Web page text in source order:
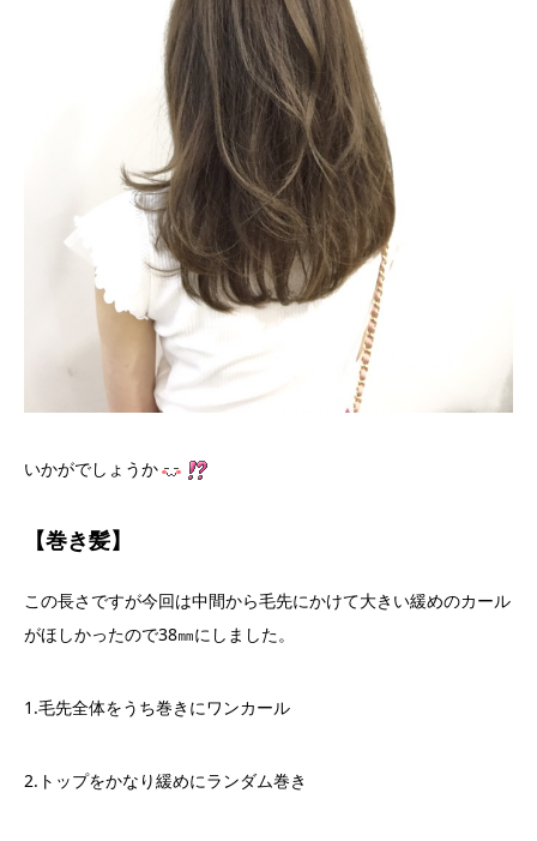
いかがでしょうか
【巻き髪】
この長さですが今回は中間から毛先にかけて大きい緩めのカール
がほしかったので38㎜にしました。
1.毛先全体をうち巻きにワンカール
2.トップをかなり緩めにランダム巻き